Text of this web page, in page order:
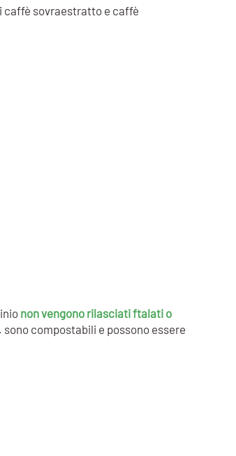
caffè sovraestratto e caffè
non vengono rilasciati ftalati o
compostabili e possono essere